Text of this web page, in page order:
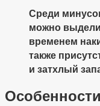
Среди
можно
временем
также
и затхлый